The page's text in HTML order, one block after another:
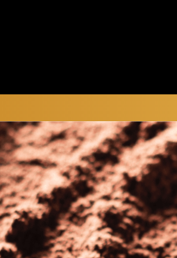
暢銷系列
金裝禮盒
松露禮盒
片裝禮盒
巧克力珠寶禮盒
童趣系列
婚禮系列